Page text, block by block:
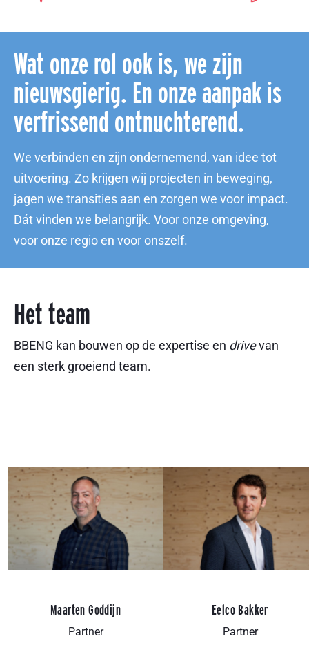
Wat onze rol ook is, we zijn
nieuwsgierig. En onze aanpak is
verfrissend ontnuchterend.
We verbinden en zijn ondernemend, van idee tot
uitvoering. Zo krijgen wij projecten in beweging,
jagen we transities aan en zorgen we voor impact.
Dát vinden we belangrijk. Voor onze omgeving,
voor onze regio en voor onszelf.
Het team
BBENG kan bouwen op de expertise en drivevan
een sterk groeiend team.
Maarten Goddijn
Partner
Eelco Bakker
Partner